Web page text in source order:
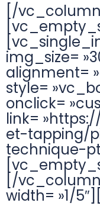
[/
img_size=
alignment=
style=
onclick=
link=
et-tapping/
technique-
[/
width= »1/